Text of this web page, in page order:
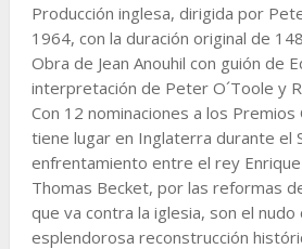
Producción inglesa, dirigida por
1964, con la duración original de
Obra de Jean Anouhil con guión de
interpretación de Peter O´Toole y
Con 12 nominaciones a los
tiene lugar en Inglaterra durante el
enfrentamiento entre el rey
Thomas Becket, por las reformas
que va contra la iglesia, son el
esplendorosa reconstrucción